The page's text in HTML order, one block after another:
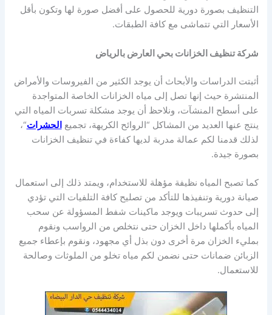
التنظيف بصورة دورية للحصول على أفضل صورة لها وتكون بأقل
الأسعار التي تتماشى مع كافة الطبقات.
شركة تنظيف الخزانات بحي العارض بالرياض
أثبتت الدراسات والأبحاث أن يوجد الكثير من الفيروسات والأمراض
المنتشرة حيث إنها تصل إلى مياه الخزانات الخاصة المتواجدة
على أسطح المنشآت، ونلاحظ أن يوجد مشكلة تسربات المياه التي
ينتج عنها العديد من المشاكل “الروائح الكريهة، تجميع الحشرات“،
لذلك قدمنا لكم عمالة مدربة لديها كفاءة في تنظيف الخزانات
بصورة جيدة.
كما تصبح المياه نظيفة مؤهلة للاستخدام، ويمتد ذلك إلى استعمال
صيانة دورية وتنفيذها للتأكد من تصليح كافة التلفيات التي تؤدي
إلى حدوث تسريبات ويوجد ماكينات شفط المسؤولة عن سحب
المياه بأكملها داخل الخزان حتى نتخلص من الرواسب ونقوم
بمليء الخزان مرة أخرى دون بذل أي مجهود، ونقوم بإعطاء جميع
الزبائن ضمانات حتى نضمن لكم مياه تخلو من الملوثات وصالحة
للاستعمال.